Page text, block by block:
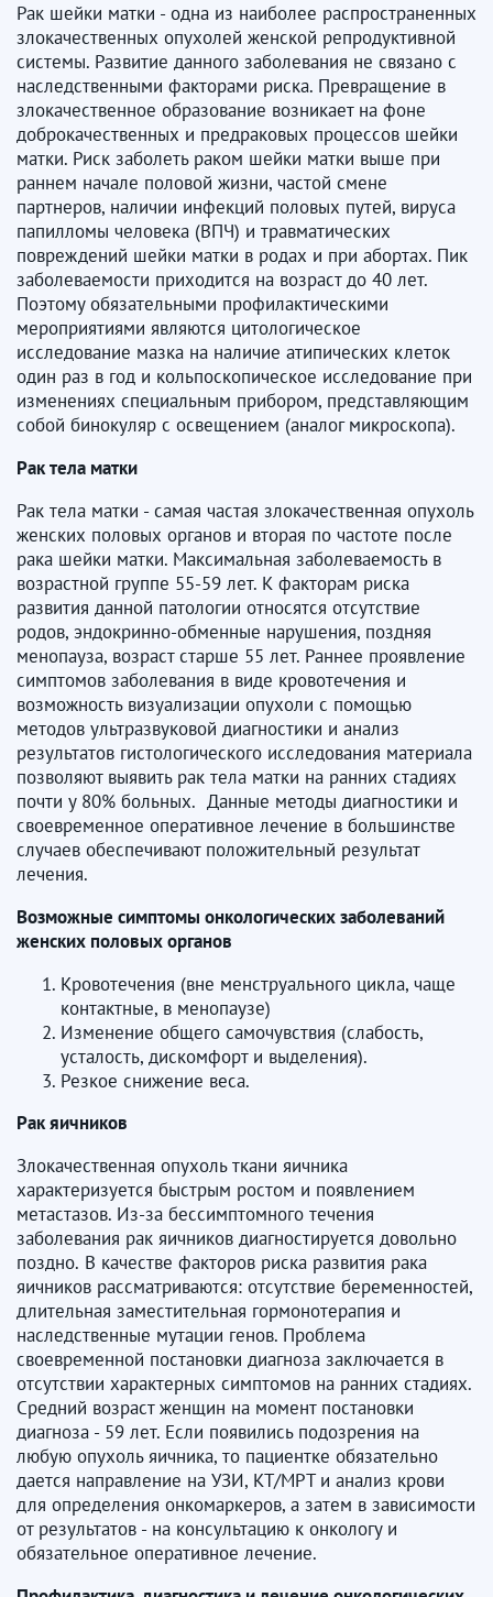
Рак шейки матки - одна из наиболее распространенных
злокачественных опухолей женской репродуктивной
системы. Развитие данного заболевания не связано с
наследственными факторами риска. Превращение в
злокачественное образование возникает на фоне
доброкачественных и предраковых процессов шейки
матки. Риск заболеть раком шейки матки выше при
раннем начале половой жизни, частой смене
партнеров, наличии инфекций половых путей, вируса
папилломы человека (ВПЧ) и травматических
повреждений шейки матки в родах и при абортах. Пик
заболеваемости приходится на возраст до 40 лет.
Поэтому обязательными профилактическими
мероприятиями являются цитологическое
исследование мазка на наличие атипических клеток
один раз в год и кольпоскопическое исследование при
изменениях специальным прибором, представляющим
собой бинокуляр с освещением (аналог микроскопа).
Рак тела матки
Рак тела матки - самая частая злокачественная опухоль
женских половых органов и вторая по частоте после
рака шейки матки. Максимальная заболеваемость в
возрастной группе 55-59 лет. К факторам риска
развития данной патологии относятся отсутствие
родов, эндокринно-обменные нарушения, поздняя
менопауза, возраст старше 55 лет. Раннее проявление
симптомов заболевания в виде кровотечения и
возможность визуализации опухоли с помощью
методов ультразвуковой диагностики и анализ
результатов гистологического исследования материала
позволяют выявить рак тела матки на ранних стадиях
почти у 80% больных. Данные методы диагностики и
своевременное оперативное лечение в большинстве
случаев обеспечивают положительный результат
лечения.
Возможные симптомы онкологических заболеваний
женских половых органов
Кровотечения (вне менструального цикла, чаще
контактные, в менопаузе)
Изменение общего самочувствия (слабость,
усталость, дискомфорт и выделения).
Резкое снижение веса.
Рак яичников
Злокачественная опухоль ткани яичника
характеризуется быстрым ростом и появлением
метастазов. Из-за бессимптомного течения
заболевания рак яичников диагностируется довольно
поздно. В качестве факторов риска развития рака
яичников рассматриваются: отсутствие беременностей,
длительная заместительная гормонотерапия и
наследственные мутации генов. Проблема
своевременной постановки диагноза заключается в
отсутствии характерных симптомов на ранних стадиях.
Средний возраст женщин на момент постановки
диагноза - 59 лет. Если появились подозрения на
любую опухоль яичника, то пациентке обязательно
дается направление на УЗИ, КТ/МРТ и анализ крови
для определения онкомаркеров, а затем в зависимости
от результатов - на консультацию к онкологу и
обязательное оперативное лечение.